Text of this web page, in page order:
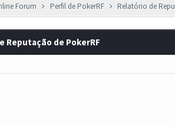
Forum Perfil de PokerRF Relatório de
Reputação de PokerRF